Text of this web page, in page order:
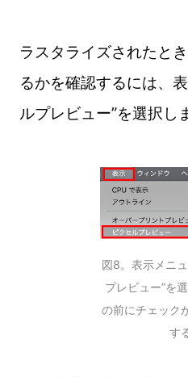
ラスタライズされたと
るかを確認するには、
ルプレビュー”を選択し
図8。表示メニ
プレビュー”を
の前にチェック
す